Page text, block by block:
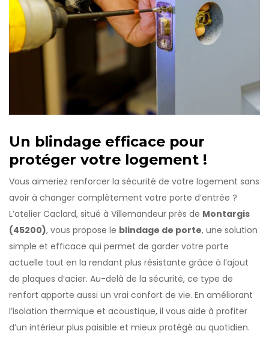
Un blindage efficace pour
protéger votre logement !
Vous aimeriez renforcer la sécurité de votre logement sans
avoir à changer complètement votre porte d’entrée ?
L’atelier Caclard, situé à Villemandeur près de Montargis
(45200), vous propose le blindage de porte, une solution
simple et efficace qui permet de garder votre porte
actuelle tout en la rendant plus résistante grâce à l’ajout
de plaques d’acier. Au-delà de la sécurité, ce type de
renfort apporte aussi un vrai confort de vie. En améliorant
l’isolation thermique et acoustique, il vous aide à profiter
d’un intérieur plus paisible et mieux protégé au quotidien.